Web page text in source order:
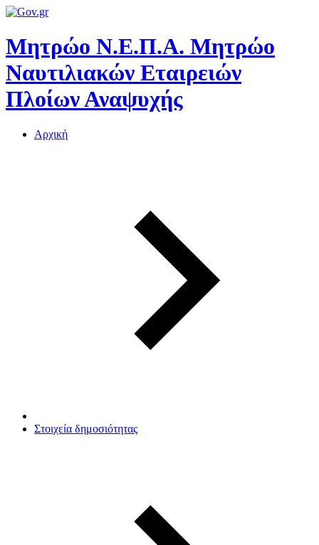
Μητρώο Ν.Ε.Π.Α. Μητρώο
Ναυτιλιακών Εταιρειών
Πλοίων Αναψυχής
Αρχική
Στοιχεία δημοσιότητας